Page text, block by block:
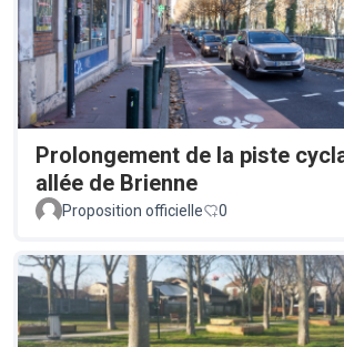
Prolongement de la piste
allée de Brienne
Proposition officielle 0